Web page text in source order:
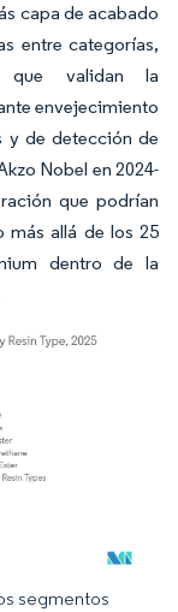
capa de acabado
entre categorías,
que validan la
envejecimiento
y de detección de
Nobel en 2024-
que podrían
más allá de los 25
dentro de la
según CC BY 4.0.
segmentos